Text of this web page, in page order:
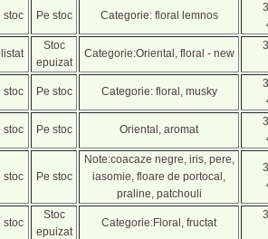
stoc Pe stoc Categorie: floral lemnos
Stoc
epuizat
Categorie:Oriental, floral - new
stoc Pe stoc Categorie: floral, musky
stoc Pe stoc Oriental, aromat
stoc Pe stoc
Note:coacaze negre, iris, pere,
iasomie, floare de portocal,
praline, patchouli
stoc
Stoc
epuizat
Categorie:Floral, fructat